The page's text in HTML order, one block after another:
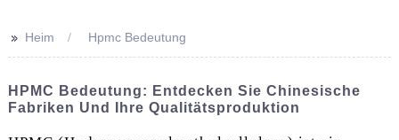
>> Heim Hpmc Bedeutung
HPMC Bedeutung: Entdecken Sie Chinesische
Fabriken Und Ihre Qualitätsproduktion